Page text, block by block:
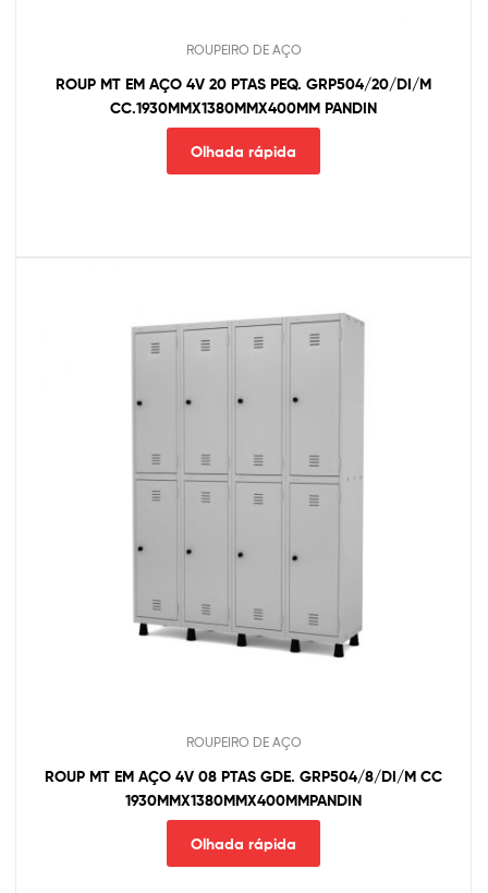
ROUPEIRO DE AÇO
ROUP MT EM AÇO 4V 20 PTAS PEQ. GRP504/20/DI/M
CC.1930MMX1380MMX400MM PANDIN
Olhada rápida
ROUPEIRO DE AÇO
ROUP MT EM AÇO 4V 08 PTAS GDE. GRP504/8/DI/M CC
1930MMX1380MMX400MMPANDIN
Olhada rápida